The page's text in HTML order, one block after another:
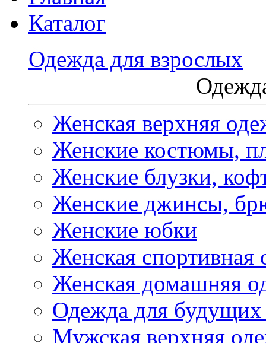
Каталог
Одежда для взрослых
Женская верхняя
Женские костюмы,
Женские блузки,
Женские джинсы,
Женские юбки
Женская спортивная
Женская домашняя
Одежда для
Мужская верхняя